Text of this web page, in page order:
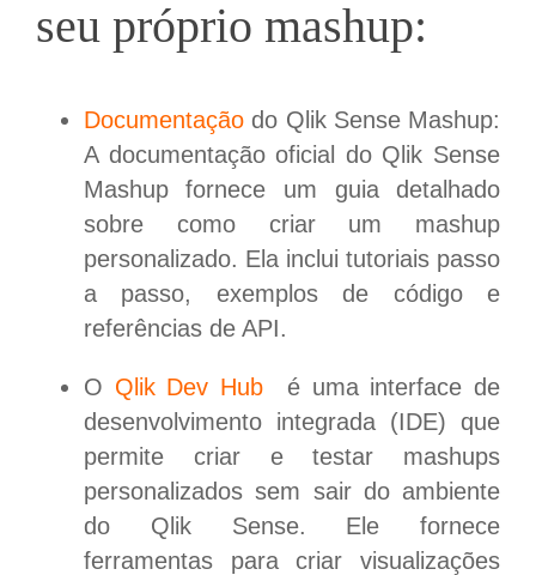
seu próprio mashup:
Documentação do Qlik Sense Mashup:
A documentação oficial do Qlik Sense
Mashup fornece um guia detalhado
sobre como criar um mashup
personalizado. Ela inclui tutoriais passo
a passo, exemplos de código e
referências de API.
O Qlik Dev Hub é uma interface de
desenvolvimento integrada (IDE) que
permite criar e testar mashups
personalizados sem sair do ambiente
do Qlik Sense. Ele fornece
ferramentas para criar visualizações